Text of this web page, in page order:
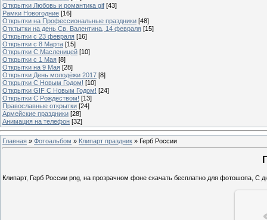
Открытки Любовь и романтика gif [43]
Рамки Новогодние [16]
Открытки на Профессиональные праздники [48]
Отктытки на день Св. Валентина, 14 февраля [15]
Открытки с 23 февраля [16]
Открытки с 8 Марта [15]
Открытки С Масленицей [10]
Открытки с 1 Мая [8]
Открытки на 9 Мая [28]
Открытки День молодёжи 2017 [8]
Открытки С Новым Годом! [10]
Открытки GIF С Новым Годом! [24]
Открытки С Рождеством! [13]
Православные открытки [24]
Армейские праздники [28]
Анимация на телефон [32]
Главная » Фотоальбом » Клипарт праздник » Герб России
Клипарт, Герб России png, на прозрачном фоне скачать бесплатно для фотошопа, С